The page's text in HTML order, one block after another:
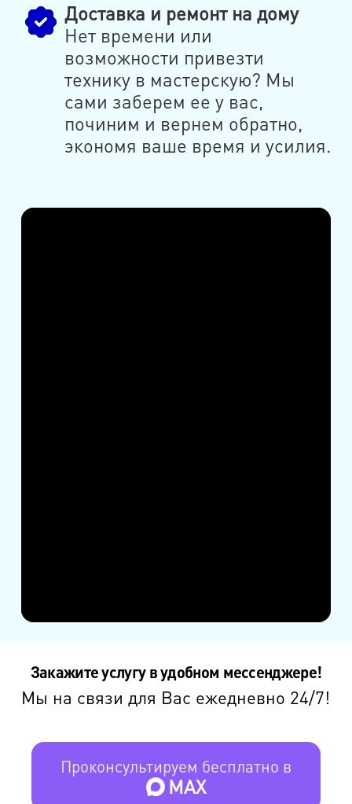
Доставка и ремонт на дому
Нет времени или
возможности привезти
технику в мастерскую? Мы
сами заберем ее у вас,
починим и вернем обратно,
экономя ваше время и усилия.
Закажите услугу в удобном мессенджере!
Мы на связи для Вас ежедневно 24/7!
Проконсультируем бесплатно в
MAX